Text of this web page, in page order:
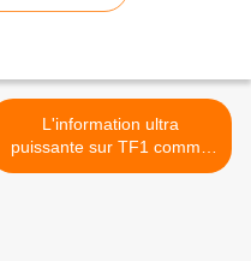
L'information ultra
puissante sur TF1 comme
Fr2. Bon score pour 50'